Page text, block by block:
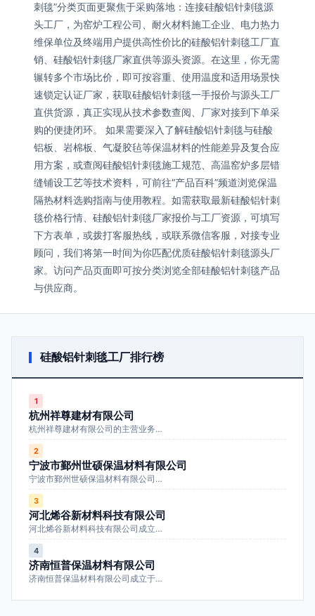
刺毯”分类页面更聚焦于采购落地：连接硅酸铝针刺毯源
头工厂，为窑炉工程公司、耐火材料施工企业、电力热力
维保单位及终端用户提供高性价比的硅酸铝针刺毯工厂直
销、硅酸铝针刺毯厂家直供等源头资源。在这里，你无需
辗转多个市场比价，即可按容重、使用温度和适用场景快
速锁定认证厂家，获取硅酸铝针刺毯一手报价与源头工厂
直供货源，真正实现从技术参数查阅、厂家对接到下单采
购的便捷闭环。 如果需要深入了解硅酸铝针刺毯与硅酸
铝板、岩棉板、气凝胶毡等保温材料的性能差异及复合应
用方案，或查阅硅酸铝针刺毯施工规范、高温窑炉多层错
缝铺设工艺等技术资料，可前往“产品百科”频道浏览保温
隔热材料选购指南与使用教程。如需获取最新硅酸铝针刺
毯价格行情、硅酸铝针刺毯厂家报价与工厂资源，可填写
下方表单，或拨打客服热线，或联系微信客服，对接专业
顾问，我们将第一时间为你匹配优质硅酸铝针刺毯源头厂
家。访问产品页面即可按分类浏览全部硅酸铝针刺毯产品
与供应商。
硅酸铝针刺毯工厂排行榜
1
杭州祥尊建材有限公司
杭州祥尊建材有限公司的主营业务…
2
宁波市鄞州世硕保温材料有限公司
宁波市鄞州世硕保温材料有限公司…
3
河北烯谷新材料科技有限公司
河北烯谷新材料科技有限公司成立…
4
济南恒普保温材料有限公司
济南恒普保温材料有限公司成立于…